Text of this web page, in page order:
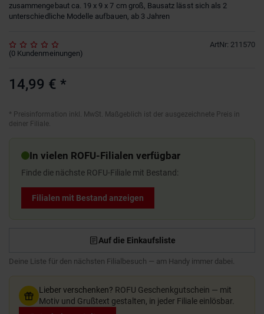
zusammengebaut ca. 19 x 9 x 7 cm groß, Bausatz lässt sich als 2
unterschiedliche Modelle aufbauen, ab 3 Jahren
ArtNr: 211570
(0 Kundenmeinungen)
14,99 € *
* Preisinformation inkl. MwSt. Maßgeblich ist der ausgezeichnete Preis in
deiner Filiale.
In vielen ROFU-Filialen verfügbar
Finde die nächste ROFU-Filiale mit Bestand:
Filialen mit Bestand anzeigen
Auf die Einkaufsliste
Deine Liste für den nächsten Filialbesuch — am Handy immer dabei.
Lieber verschenken? ROFU Geschenkgutschein — mit
Motiv und Grußtext gestalten, in jeder Filiale einlösbar.